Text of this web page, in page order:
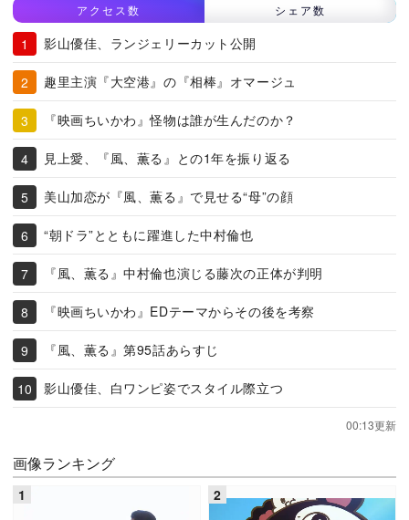
アクセス数 シェア数
影山優佳、ランジェリーカット公開
趣里主演『大空港』の『相棒』オマージュ
『映画ちいかわ』怪物は誰が生んだのか？
見上愛、『風、薫る』との1年を振り返る
美山加恋が『風、薫る』で見せる“母”の顔
“朝ドラ”とともに躍進した中村倫也
『風、薫る』中村倫也演じる藤次の正体が判明
『映画ちいかわ』EDテーマからその後を考察
『風、薫る』第95話あらすじ
影山優佳、白ワンピ姿でスタイル際立つ
00:13更新
画像ランキング